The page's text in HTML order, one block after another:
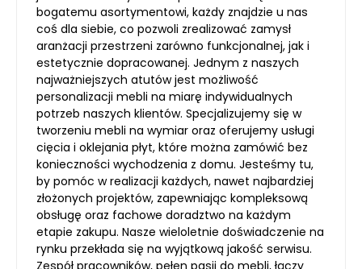
bogatemu asortymentowi, każdy znajdzie u nas
coś dla siebie, co pozwoli zrealizować zamysł
aranżacji przestrzeni zarówno funkcjonalnej, jak i
estetycznie dopracowanej. Jednym z naszych
najważniejszych atutów jest możliwość
personalizacji mebli na miarę indywidualnych
potrzeb naszych klientów. Specjalizujemy się w
tworzeniu mebli na wymiar oraz oferujemy usługi
cięcia i oklejania płyt, które można zamówić bez
konieczności wychodzenia z domu. Jesteśmy tu,
by pomóc w realizacji każdych, nawet najbardziej
złożonych projektów, zapewniając kompleksową
obsługę oraz fachowe doradztwo na każdym
etapie zakupu. Nasze wieloletnie doświadczenie na
rynku przekłada się na wyjątkową jakość serwisu.